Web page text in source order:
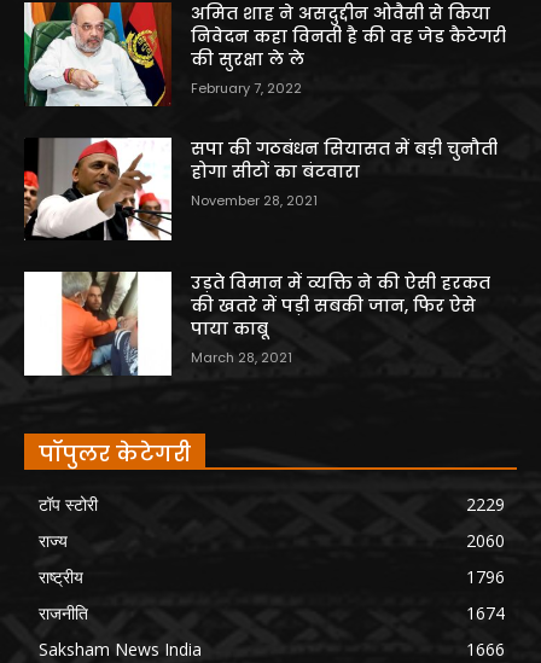
अमित शाह ने असदुद्दीन ओवैसी से किया
निवेदन कहा विनती है की वह जेड कैटेगरी
की सुरक्षा ले ले
February 7, 2022
सपा की गठबंधन सियासत में बड़ी चुनौती
होगा सीटों का बंटवारा
November 28, 2021
उड़ते विमान में व्यक्ति ने की ऐसी हरकत
की खतरे में पड़ी सबकी जान, फिर ऐसे
पाया काबू
March 28, 2021
पॉपुलर केटेगरी
टॉप स्टोरी
2229
राज्य
2060
राष्ट्रीय
1796
राजनीति
1674
Saksham News India
1666